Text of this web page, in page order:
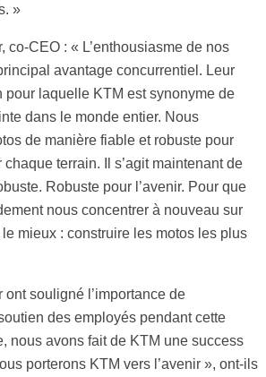
»
co-CEO : « L’enthousiasme de nos
avantage concurrentiel. Leur
pour laquelle KTM est synonyme de
dans le monde entier. Nous
de manière fiable et robuste pour
terrain. Il s’agit maintenant de
Robuste pour l’avenir. Pour que
nous concentrer à nouveau sur
mieux : construire les motos les plus
ont souligné l’importance de
des employés pendant cette
nous avons fait de KTM une success
porterons KTM vers l’avenir », ont-ils